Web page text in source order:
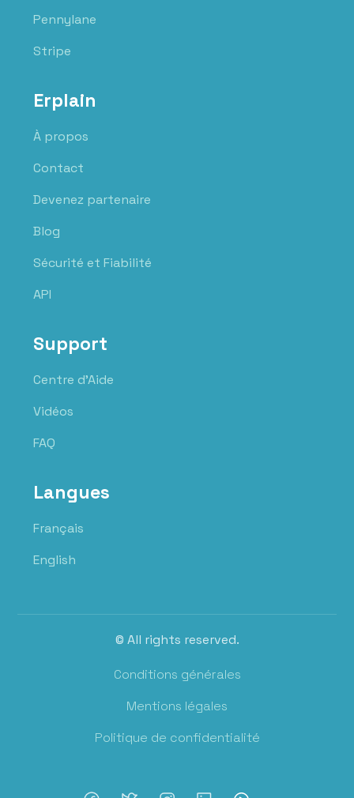
Pennylane
Stripe
Erplain
À propos
Contact
Devenez partenaire
Blog
Sécurité et Fiabilité
API
Support
Centre d'Aide
Vidéos
FAQ
Langues
Français
English
© All rights reserved.
Conditions générales
Mentions légales
Politique de confidentialité